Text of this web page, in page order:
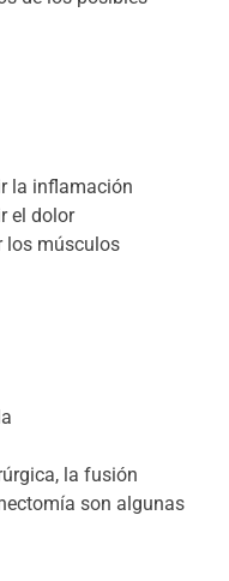
la inflamación
el dolor
los músculos
la fusión
son algunas